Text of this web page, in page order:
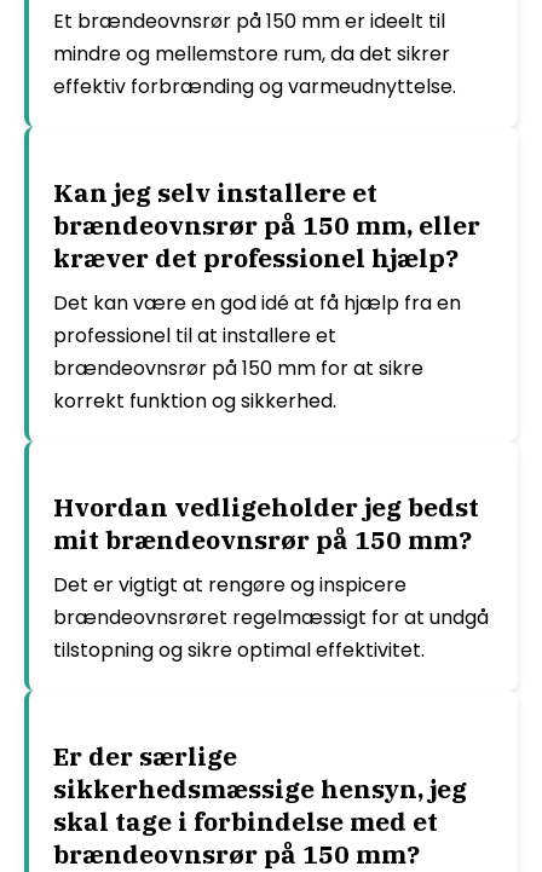
Et brændeovnsrør på 150 mm er ideelt til
mindre og mellemstore rum, da det sikrer
effektiv forbrænding og varmeudnyttelse.
Kan jeg selv installere et
brændeovnsrør på 150 mm, eller
kræver det professionel hjælp?
Det kan være en god idé at få hjælp fra en
professionel til at installere et
brændeovnsrør på 150 mm for at sikre
korrekt funktion og sikkerhed.
Hvordan vedligeholder jeg bedst
mit brændeovnsrør på 150 mm?
Det er vigtigt at rengøre og inspicere
brændeovnsrøret regelmæssigt for at undgå
tilstopning og sikre optimal effektivitet.
Er der særlige
sikkerhedsmæssige hensyn, jeg
skal tage i forbindelse med et
brændeovnsrør på 150 mm?